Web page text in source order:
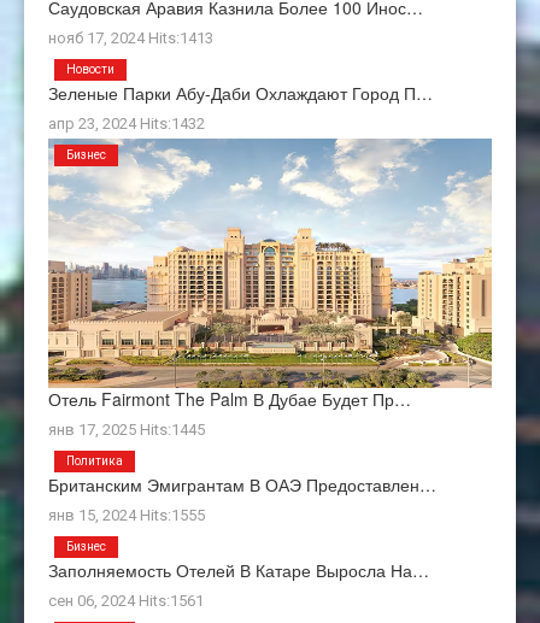
Саудовская Аравия Казнила Более 100 Инос…
нояб 17, 2024 Hits:1413
Зеленые Парки Абу-Даби Охлаждают Город П…
апр 23, 2024 Hits:1432
Новости
Отель Fairmont The Palm В Дубае Будет Пр…
янв 17, 2025 Hits:1445
Бизнес
Британским Эмигрантам В ОАЭ Предоставлен…
янв 15, 2024 Hits:1555
Политика
Заполняемость Отелей В Катаре Выросла На…
сен 06, 2024 Hits:1561
Бизнес